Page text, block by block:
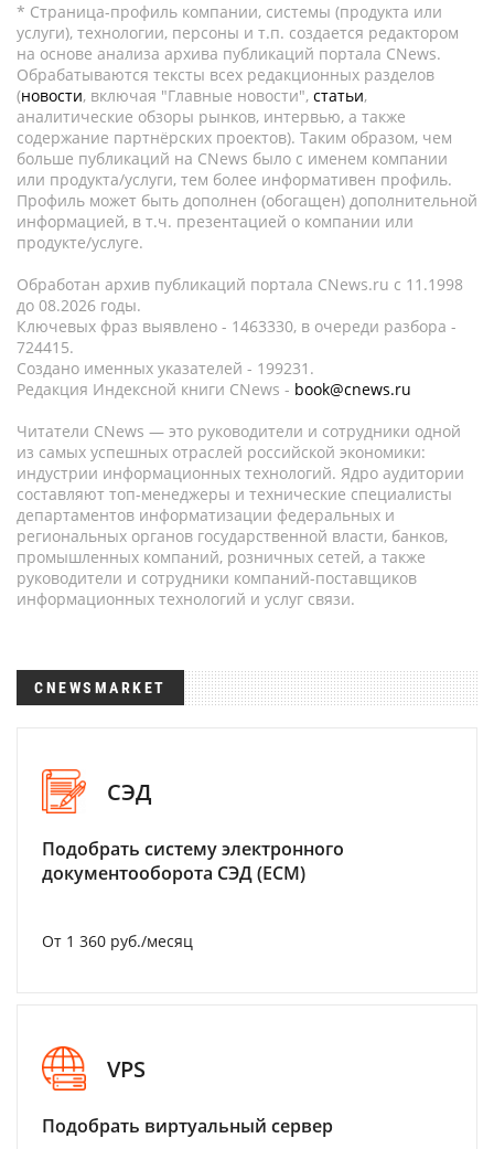
* Страница-профиль компании, системы (продукта или
услуги), технологии, персоны и т.п. создается редактором
на основе анализа архива публикаций портала CNews.
Обрабатываются тексты всех редакционных разделов
(новости, включая "Главные новости", статьи,
аналитические обзоры рынков, интервью, а также
содержание партнёрских проектов). Таким образом, чем
больше публикаций на CNews было с именем компании
или продукта/услуги, тем более информативен профиль.
Профиль может быть дополнен (обогащен) дополнительной
информацией, в т.ч. презентацией о компании или
продукте/услуге.
Обработан архив публикаций портала CNews.ru c 11.1998
до 08.2026 годы.
Ключевых фраз выявлено - 1463330, в очереди разбора -
724415.
Создано именных указателей - 199231.
Редакция Индексной книги CNews - book@cnews.ru
Читатели CNews — это руководители и сотрудники одной
из самых успешных отраслей российской экономики:
индустрии информационных технологий. Ядро аудитории
составляют топ-менеджеры и технические специалисты
департаментов информатизации федеральных и
региональных органов государственной власти, банков,
промышленных компаний, розничных сетей, а также
руководители и сотрудники компаний-поставщиков
информационных технологий и услуг связи.
CNEWSMARKET
СЭД
Подобрать систему электронного
документооборота СЭД (ECM)
От 1 360 руб./месяц
VPS
Подобрать виртуальный сервер